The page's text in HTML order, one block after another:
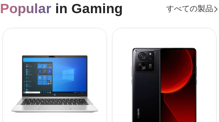
Popular in Gaming すべての製品